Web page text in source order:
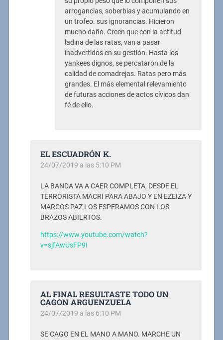
arrogancias, soberbias y acumulando en
un trofeo. sus ignorancias. Hicieron
mucho daño. Creen que con la actitud
ladina de las ratas, van a pasar
inadvertidos en su gestión. Hasta los
yankees dignos, se percataron de la
calidad de comadrejas. Ratas pero más
grandes. El más elemental relevamiento
de futuras acciones de actos cívicos dan
fé de ello.
EL ESCUADRÓN K.
24/07/2019 a las 5:10 PM
LA BANDA VA A CAER COMPLETA, DESDE EL
TERRORISTA MACRI PARA ABAJO Y EN EZEIZA Y
MARCOS PAZ LOS ESPERAMOS CON LOS
BRAZOS ABIERTOS.
https://www.youtube.com/watch?
v=sjfAwUsFP9I
AL FINAL RESULTASTE TODO UN
CAGON ARGUENZUELA
24/07/2019 a las 6:10 PM
SE CAGO EN EL MANO A MANO. MARCHE UN